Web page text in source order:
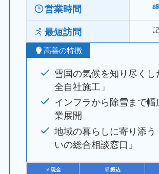
営業時間 8
最短訪問
高善の特徴
雪国の気候を知り尽くし
全自社施工」
インフラから除雪まで幅
業展開
地域の暮らしに寄り添う
いの総合相談窓口」
現金 振込